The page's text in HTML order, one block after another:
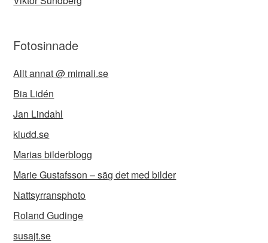
Fotosinnade
Allt annat @ mimali.se
Bia Lidén
Jan Lindahl
kludd.se
Marias bilderblogg
Marie Gustafsson – säg det med bilder
Nattsyrransphoto
Roland Gudinge
susajt.se